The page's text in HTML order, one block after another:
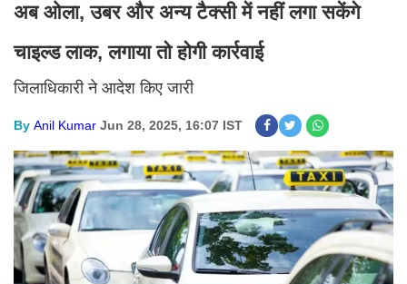
अब ओला, उबर और अन्य टैक्सी में नहीं लगा सकेंगे
चाइल्ड लाक, लगाया तो होगी कार्रवाई
जिलाधिकारी ने आदेश किए जारी
By Anil Kumar Jun 28, 2025, 16:07 IST